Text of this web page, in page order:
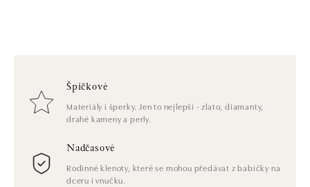
Špičkové
Materiály i šperky. Jen to nejlepší - zlato, diamanty,
drahé kameny a perly.
Nadčasové
Rodinné klenoty, které se mohou předávat z babičky na
dceru i vnučku.